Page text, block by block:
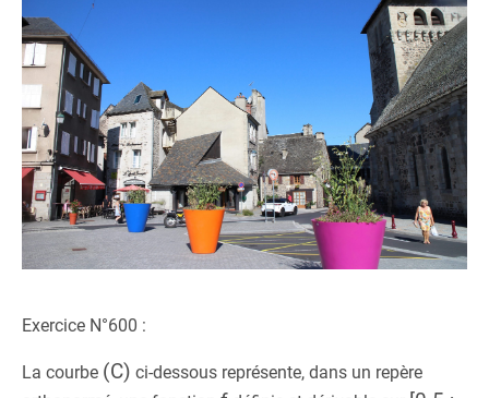
Exercice N°600 :
La courbe (C) ci-dessous représente, dans un repère